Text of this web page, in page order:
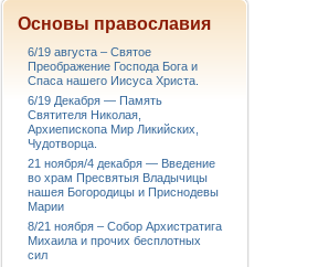
Основы православия
6/19 августа – Святое
Преображение Господа Бога и
Спаса нашего Иисуса Христа.
6/19 Декабря — Память
Святителя Николая,
Архиепископа Мир Ликийских,
Чудотворца.
21 ноября/4 декабря — Введение
во храм Пресвятыя Владычицы
нашея Богородицы и Приснодевы
Марии
8/21 ноября – Собор Архистратига
Михаила и прочих бесплотных
сил